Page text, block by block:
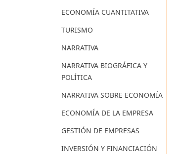
ECONOMÍA CUANTITATIVA
TURISMO
NARRATIVA
NARRATIVA BIOGRÁFICA Y
POLÍTICA
NARRATIVA SOBRE ECONOMÍA
ECONOMÍA DE LA EMPRESA
GESTIÓN DE EMPRESAS
INVERSIÓN Y FINANCIACIÓN